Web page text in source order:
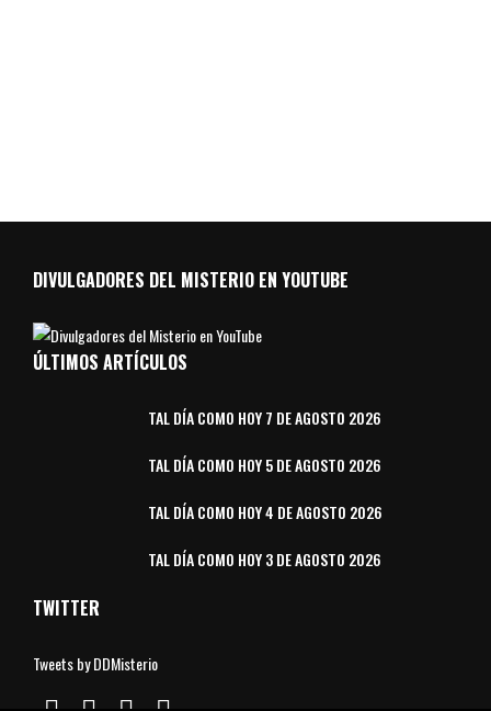
DIVULGADORES DEL MISTERIO EN YOUTUBE
ÚLTIMOS ARTÍCULOS
TAL DÍA COMO HOY 7 DE AGOSTO 2026
TAL DÍA COMO HOY 5 DE AGOSTO 2026
TAL DÍA COMO HOY 4 DE AGOSTO 2026
TAL DÍA COMO HOY 3 DE AGOSTO 2026
TWITTER
Tweets by DDMisterio